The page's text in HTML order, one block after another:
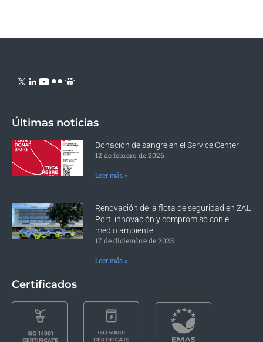
Últimas noticias
Donación de sangre en el Service Center
12 de febrero de 2026
Leer más »
Renovación de la flota de seguridad en ZAL
Port: innovación y compromiso con el
medio ambiente
17 de diciembre de 2025
Leer más »
Certificados